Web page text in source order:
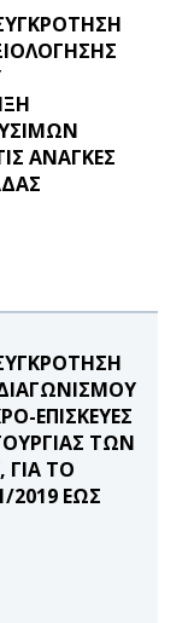
ΑΝΑΓΚΕΣ
ΕΠΙΣΚΕΥΕΣ
ΤΩΝ
ΓΙΑ ΤΟ
2019 ΕΩΣ